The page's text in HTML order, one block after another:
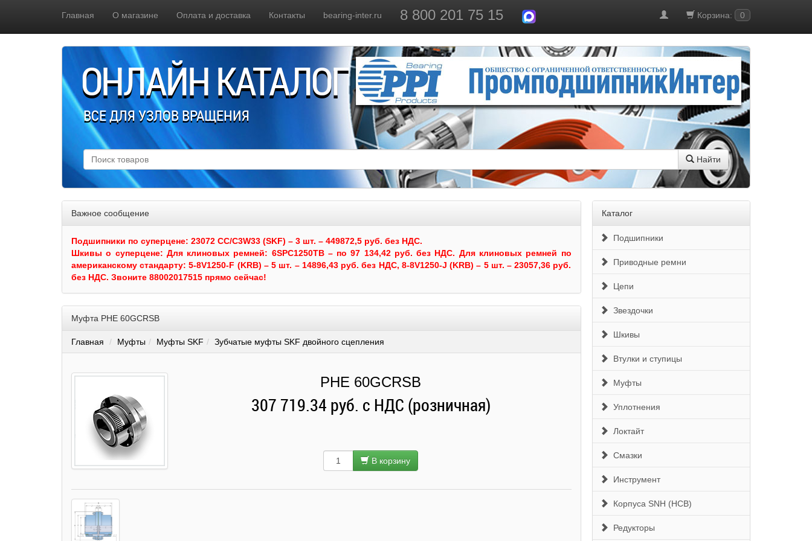
Главная О магазине Оплата и доставка Контакты bearing-inter.ru 8 800 201 75 15 Корзина: 0
ОНЛАЙН КАТАЛОГ
ВСЕ ДЛЯ УЗЛОВ ВРАЩЕНИЯ
Найти
Важное сообщение
Подшипники по суперцене: 23072 CC/C3W33 (SKF) – 3 шт. – 449872,5 руб. без НДС.
Шкивыо суперцене: Для клиновых ремней: 6SPC1250TB – по 97 134,42 руб. без НДС. Для клиновых ремней по
американскому стандарту: 5-8V1250-F (KRB) – 5 шт. – 14896,43 руб. без НДС, 8-8V1250-J (KRB) – 5 шт. – 23057,36 руб.
без НДС. Звоните 88002017515 прямо сейчас!
Муфта PHE 60GCRSB
Главная Муфты Муфты SKF Зубчатые муфты SKF двойного сцепления
PHE 60GCRSB
307 719.34 руб. с НДС (розничная)
В корзину
Каталог
Подшипники
Приводные ремни
Цепи
Звездочки
Шкивы
Втулки и ступицы
Муфты
Уплотнения
Локтайт
Смазки
Инструмент
Корпуса SNH (HCB)
Редукторы